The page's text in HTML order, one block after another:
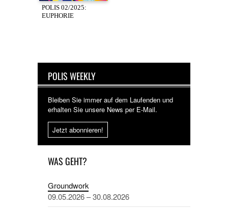
POLIS 02/2025:
EUPHORIE
POLIS WEEKLY
Bleiben Sie immer auf dem Laufenden und
erhalten Sie unsere News per E-Mail.
Jetzt abonnieren!
WAS GEHT?
Groundwork
09.05.2026 – 30.08.2026